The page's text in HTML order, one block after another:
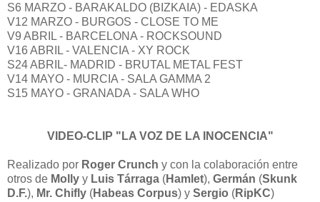
S6 MARZO - BARAKALDO (BIZKAIA) - EDASKA
V12 MARZO - BURGOS - CLOSE TO ME
V9 ABRIL - BARCELONA - ROCKSOUND
V16 ABRIL - VALENCIA - XY ROCK
S24 ABRIL- MADRID - BRUTAL METAL FEST
V14 MAYO - MURCIA - SALA GAMMA 2
S15 MAYO - GRANADA - SALA WHO
VIDEO-CLIP "LA VOZ DE LA INOCENCIA"
Realizado por Roger Crunch y con la colaboración entre
otros de Molly y Luis Tárraga (Hamlet), Germán (Skunk
D.F.), Mr. Chifly (Habeas Corpus) y Sergio (RipKC)